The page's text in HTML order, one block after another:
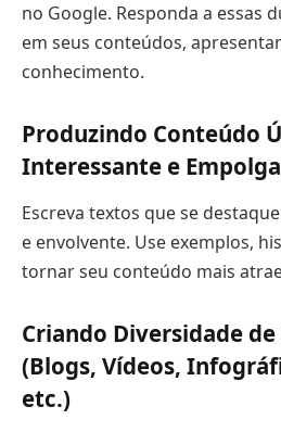
no Google. Responda a essas
em seus conteúdos,
conhecimento.
Produzindo Conteúdo
Interessante e
Escreva textos que se
e envolvente. Use exemplos,
tornar seu conteúdo mais
Criando Diversidade
(Blogs, Vídeos,
etc.)